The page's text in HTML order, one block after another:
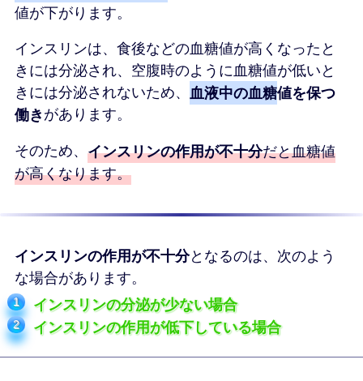
値が下がります。
インスリンは、食後などの血糖値が高くなったと
きには分泌され、空腹時のように血糖値が低いと
きには分泌されないため、 血液中の血糖値を保つ
働き があります。
そのため、 インスリンの作用が不十分だと血糖値
が高くなります。
インスリンの作用が不十分となるのは、次のよう
な場合があります。
インスリンの分泌が少ない場合
インスリンの作用が低下している場合